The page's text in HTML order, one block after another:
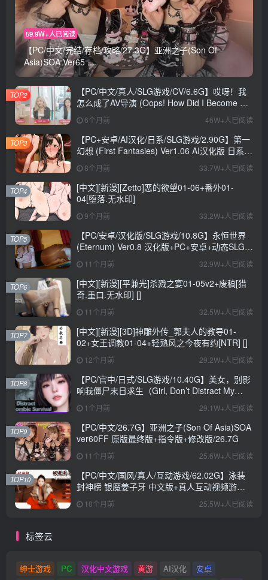
59.9W+人已阅读
【PC/中文/完结/存档/攻略/27.3G】亚洲之子(Son Of
Asia)SOA Ver65 ...
【PC/中文/真人/SLG游戏/CV/6.6G】哎呀！我
怎么成了AV导演 (Oops! How Did I Become An
AV Director?) Ver0.1.1 中文版+真人SLG游戏
+CV+6.6G
6个月前 46W+人已阅读
TOP2
【PC+安卓/AI汉化/日系/SLG游戏/2.90G】第一
幻想 (First Fantasies) Ver1.06 AI汉化版 日系
SLG游戏+2.90G
8个月前 33.7W+人已阅读
TOP3
[中文][新漫][Zetto]恶的欲望01-06+番外01-
04[堕落.无水印]
9个月前 33.2W+人已阅读
TOP4
【PC/安卓/汉化版/SLG游戏/10.8G】永恒世界
(Eternum) Ver0.8 汉化版+PC+安卓+动态SLG游
戏+10.8G
11个月前 32.9W+人已阅读
TOP5
[中文][新漫][平兼光]杀戮之宴01-05v2+废稿[猎
奇.重口.无水印] []
11个月前 32.5W+人已阅读
TOP6
[中文][新漫][3D]神雕外传_郭夫人的教导01-
02+女王调教01-04+轻熟风之今夜有约[NTR] []
12个月前 29.2W+人已阅读
TOP7
【PC/官中/日式/SLG游戏/10.40G】美女，别影
响我僵尸末日求生（Girl, Don’t Distract My
Zombie Survival）官中步兵版+日式SLG游戏
+10.40G
1个月前 29.1W+人已阅读
TOP8
【PC/中文/26.7G】亚洲之子(Son Of Asia)SOA
ver60FF 原版最终版+指令版+修改版/26.7G
11个月前 25.6W+人已阅读
TOP9
【PC/中文/国风/真人/互动游戏/62.02G】泳装
封神榜 银魔姜子牙 中文版+真人互动视频游戏
+62.02G
10个月前 25.5W+人已阅读
TOP10
标签云
绅士游戏 PC 汉化中文游戏 黄游 AI汉化
安卓